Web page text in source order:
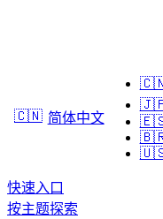
🇨🇳 简体中文
快速入口
按主题探索